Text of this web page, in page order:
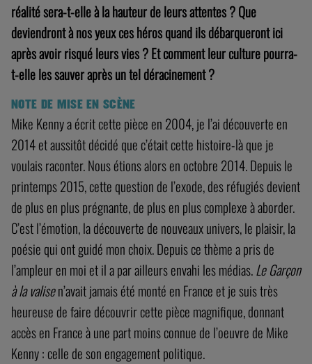
réalité sera-t-elle à la hauteur de leurs attentes ? Que
deviendront à nos yeux ces héros quand ils débarqueront ici
après avoir risqué leurs vies ? Et comment leur culture pourra-
t-elle les sauver après un tel déracinement ?
NOTE DE MISE EN SCÈNE
Mike Kenny a écrit cette pièce en 2004, je l’ai découverte en
2014 et aussitôt décidé que c’était cette histoire-là que je
voulais raconter. Nous étions alors en octobre 2014. Depuis le
printemps 2015, cette question de l’exode, des réfugiés devient
de plus en plus prégnante, de plus en plus complexe à aborder.
C’est l’émotion, la découverte de nouveaux univers, le plaisir, la
poésie qui ont guidé mon choix. Depuis ce thème a pris de
l’ampleur en moi et il a par ailleurs envahi les médias.Le Garçon
à la valisen’avait jamais été monté en France et je suis très
heureuse de faire découvrir cette pièce magnifique, donnant
accès en France à une part moins connue de l’oeuvre de Mike
Kenny : celle de son engagement politique.